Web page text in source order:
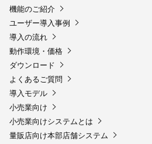
機能のご紹介
ユーザー導入事例
導入の流れ
動作環境・価格
ダウンロード
よくあるご質問
導入モデル
小売業向け
小売業向けシステムとは
量販店向け本部店舗システム